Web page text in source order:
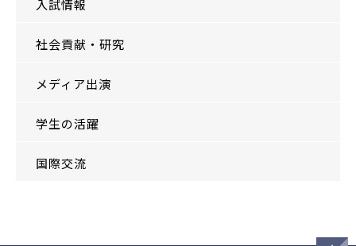
入試情報
社会貢献・研究
メディア出演
学生の活躍
国際交流